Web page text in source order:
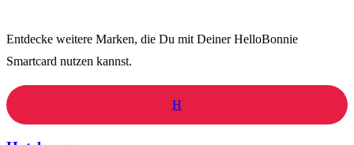
Entdecke weitere Marken, die Du mit Deiner HelloBonnie
Smartcard nutzen kannst.
H